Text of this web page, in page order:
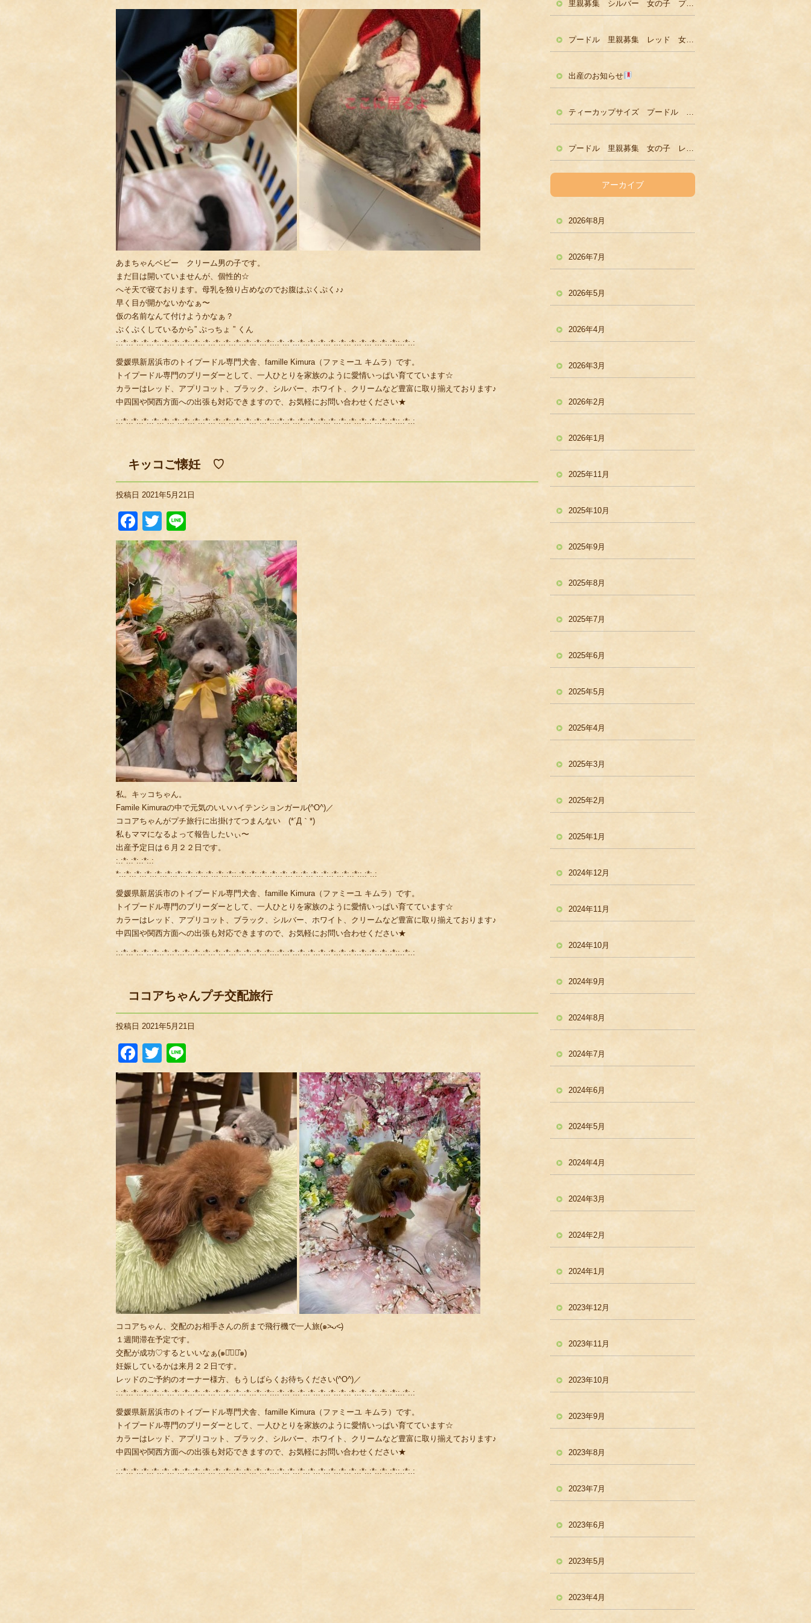
あまちゃんベビー クリーム男の子です。
まだ目は開いていませんが、個性的☆
へそ天で寝ております。母乳を独り占めなのでお腹はぷくぷく♪♪
早く目が開かないかなぁ〜
仮の名前なんて付けようかなぁ？
ぷくぷくしているから” ぷっちょ ” くん
:.:*:.:*:.:*:.:*:.:*:.:*:.:*:.:*:.:*:.:*:.:*:.:*:.:*:.:*:.:*::.:*:.:*:.:*:.:*:.:*:.:*:.:*:.:*:.:*:.:*:.:*:.:*::.:*:.:
愛媛県新居浜市のトイプードル専門犬舎、famille Kimura（ファミーユ キムラ）です。
トイプードル専門のブリーダーとして、一人ひとりを家族のように愛情いっぱい育てています☆
カラーはレッド、アプリコット、ブラック、シルバー、ホワイト、クリームなど豊富に取り揃えております♪
中四国や関西方面への出張も対応できますので、お気軽にお問い合わせください★
:.:*:.:*:.:*:.:*:.:*:.:*:.:*:.:*:.:*:.:*:.:*:.:*:.:*:.:*:.:*::.:*:.:*:.:*:.:*:.:*:.:*:.:*:.:*:.:*:.:*:.:*:.:*::.:*:.:
キッコご懐妊 ♡
投稿日 2021年5月21日
Facebook
Twitter
私。キッコちゃん。
Famile Kimuraの中で元気のいいハイテンションガール(^O^)／
ココアちゃんがプチ旅行に出掛けてつまんない (*´Д｀*)
私もママになるよって報告したいぃ〜
出産予定日は６月２２日です。
:.:*:.:*:.:*:.:
*:.:*:.:*:.:*:.:*:.:*:.:*:.:*:.:*:.:*:.:*:.:*::.:*:.:*:.:*:.:*:.:*:.:*:.:*:.:*:.:*:.:*:.:*:.:*::.:*:.:
愛媛県新居浜市のトイプードル専門犬舎、famille Kimura（ファミーユ キムラ）です。
トイプードル専門のブリーダーとして、一人ひとりを家族のように愛情いっぱい育てています☆
カラーはレッド、アプリコット、ブラック、シルバー、ホワイト、クリームなど豊富に取り揃えております♪
中四国や関西方面への出張も対応できますので、お気軽にお問い合わせください★
:.:*:.:*:.:*:.:*:.:*:.:*:.:*:.:*:.:*:.:*:.:*:.:*:.:*:.:*:.:*::.:*:.:*:.:*:.:*:.:*:.:*:.:*:.:*:.:*:.:*:.:*:.:*::.:*:.:
ココアちゃんプチ交配旅行
投稿日 2021年5月21日
Facebook
Twitter
ココアちゃん、交配のお相手さんの所まで飛行機で一人旅(๑˃̵ᴗ˂̵)
１週間滞在予定です。
交配が成功♡するといいなぁ(๑･̑◡･̑๑)
妊娠しているかは来月２２日です。
レッドのご予約のオーナー様方、もうしばらくお待ちください(^O^)／
:.:*:.:*:.:*:.:*:.:*:.:*:.:*:.:*:.:*:.:*:.:*:.:*:.:*:.:*:.:*::.:*:.:*:.:*:.:*:.:*:.:*:.:*:.:*:.:*:.:*:.:*:.:*::.:*:.:
愛媛県新居浜市のトイプードル専門犬舎、famille Kimura（ファミーユ キムラ）です。
トイプードル専門のブリーダーとして、一人ひとりを家族のように愛情いっぱい育てています☆
カラーはレッド、アプリコット、ブラック、シルバー、ホワイト、クリームなど豊富に取り揃えております♪
中四国や関西方面への出張も対応できますので、お気軽にお問い合わせください★
:.:*:.:*:.:*:.:*:.:*:.:*:.:*:.:*:.:*:.:*:.:*:.:*:.:*:.:*:.:*::.:*:.:*:.:*:.:*:.:*:.:*:.:*:.:*:.:*:.:*:.:*:.:*::.:*:.:
里親募集 シルバー 女の子 プードル かわいい
プードル 里親募集 レッド 女の子 かわいい
出産のお知らせ
ティーカップサイズ プードル レッド男の子 ２歳
プードル 里親募集 女の子 レッド
アーカイブ
2026年8月
2026年7月
2026年5月
2026年4月
2026年3月
2026年2月
2026年1月
2025年11月
2025年10月
2025年9月
2025年8月
2025年7月
2025年6月
2025年5月
2025年4月
2025年3月
2025年2月
2025年1月
2024年12月
2024年11月
2024年10月
2024年9月
2024年8月
2024年7月
2024年6月
2024年5月
2024年4月
2024年3月
2024年2月
2024年1月
2023年12月
2023年11月
2023年10月
2023年9月
2023年8月
2023年7月
2023年6月
2023年5月
2023年4月